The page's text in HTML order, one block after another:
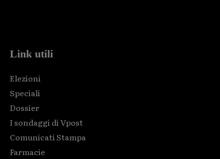
Link utili
Elezioni
Speciali
Dossier
I sondaggi di Vpost
Comunicati Stampa
Farmacie